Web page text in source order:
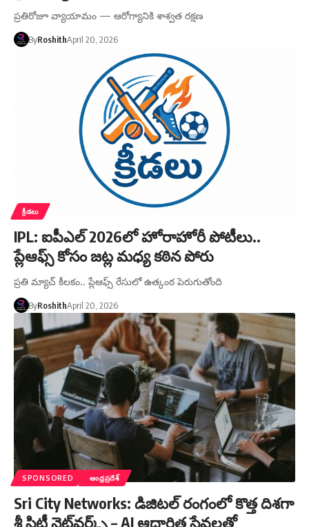
ప్రతిరోజూ వ్యాయామం — ఆరోగ్యానికి శాశ్వత రక్షణ
ByRoshithApril 20, 2026
క్రీడలు
IPL: ఐపీఎల్ 2026లో హోరాహోరీ పోటీలు..
ప్లేఆఫ్స్ కోసం జట్ల మధ్య కఠిన పోరు
ప్రతి మ్యాచ్ కీలకం.. ప్లేఆఫ్స్ రేసులో ఉత్కంఠ పెరుగుతోంది
ByRoshithApril 20, 2026
SPONSORED ఆంధ్రప్రదేశ్
Sri City Networks: డిజిటల్ రంగంలో కొత్త దిశగా
శ్రీ సిటీ నెట్‌వర్క్స్ – AI ఆధారిత సేవలతో